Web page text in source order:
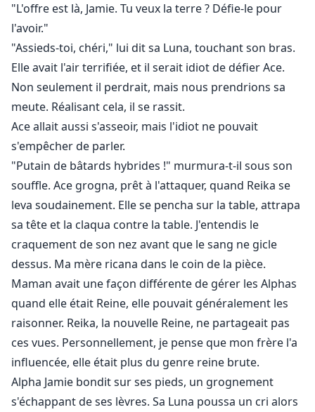
"L'offre est là, Jamie. Tu veux la terre ? Défie-le pour
l'avoir."
"Assieds-toi, chéri," lui dit sa Luna, touchant son bras.
Elle avait l'air terrifiée, et il serait idiot de défier Ace.
Non seulement il perdrait, mais nous prendrions sa
meute. Réalisant cela, il se rassit.
Ace allait aussi s'asseoir, mais l'idiot ne pouvait
s'empêcher de parler.
"Putain de bâtards hybrides !" murmura-t-il sous son
souffle. Ace grogna, prêt à l'attaquer, quand Reika se
leva soudainement. Elle se pencha sur la table, attrapa
sa tête et la claqua contre la table. J'entendis le
craquement de son nez avant que le sang ne gicle
dessus. Ma mère ricana dans le coin de la pièce.
Maman avait une façon différente de gérer les Alphas
quand elle était Reine, elle pouvait généralement les
raisonner. Reika, la nouvelle Reine, ne partageait pas
ces vues. Personnellement, je pense que mon frère l'a
influencée, elle était plus du genre reine brute.
Alpha Jamie bondit sur ses pieds, un grognement
s'échappant de ses lèvres. Sa Luna poussa un cri alors